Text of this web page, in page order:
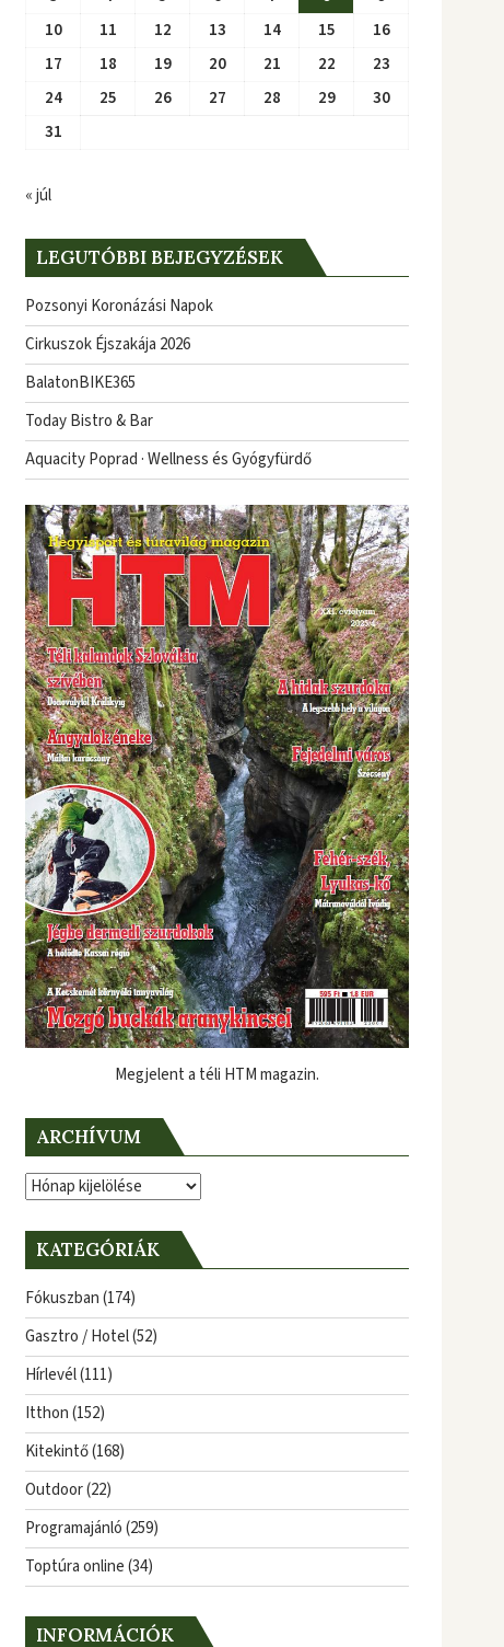
10
11 12 13 14 15
16
17
18 19 20 21 22
23
24
25 26 27 28 29
30
31
« júl
LEGUTÓBBI BEJEGYZÉSEK
Pozsonyi Koronázási Napok
Cirkuszok Éjszakája 2026
BalatonBIKE365
Today Bistro & Bar
Aquacity Poprad · Wellness és Gyógyfürdő
Megjelent a téli HTM magazin.
ARCHÍVUM
Archívum
KATEGÓRIÁK
Fókuszban(174)
Gasztro / Hotel(52)
Hírlevél(111)
Itthon(152)
Kitekintő(168)
Outdoor(22)
Programajánló(259)
Toptúra online(34)
INFORMÁCIÓK